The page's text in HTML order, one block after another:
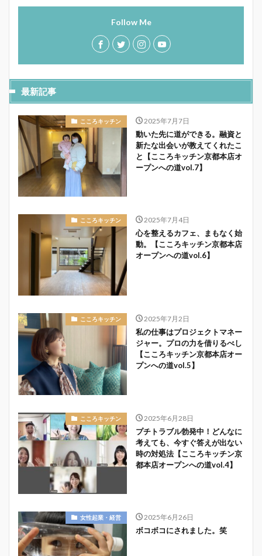
Follow Me
最新記事
こころキッチン 2025年7月7日
動いた先に道ができる。融資と
新たな出会いが教えてくれたこ
と【こころキッチン京都本店オ
ープンへの道vol.7】
こころキッチン 2025年7月4日
心を整えるカフェ、まもなく始
動。【こころキッチン京都本店
オープンへの道vol.6】
こころキッチン 2025年7月2日
私の仕事はプロジェクトマネー
ジャー。プロの力を借りるべし
【こころキッチン京都本店オー
プンへの道vol.5】
こころキッチン 2025年6月28日
プチトラブル勃発中！どんなに
考えても、今すぐ答えが出ない
時の対処法【こころキッチン京
都本店オープンへの道vol.4】
女性起業・経営 2025年6月26日
ボコボコにされました。笑